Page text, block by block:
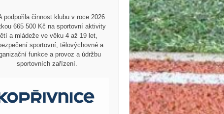
podpořila činnost klubu v roce 2026
665 500 Kč na sportovní aktivity
a mládeže ve věku 4 až 19 let,
sportovní, tělovýchovné a
funkce a provoz a údržbu
sportovních zařízení.